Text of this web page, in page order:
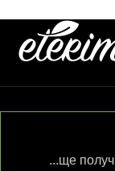
...ще